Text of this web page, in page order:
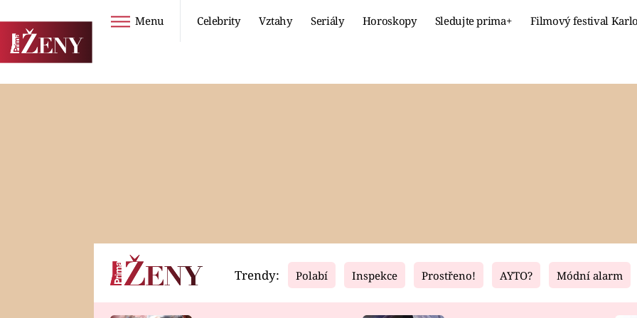
Menu Celebrity Vztahy Seriály Horoskopy Sledujte prima+ Filmový festival
Horoskopy Video Fresh Living
Trendy: Polabí Inspekce Prostřeno! AYTO? Módní alarm